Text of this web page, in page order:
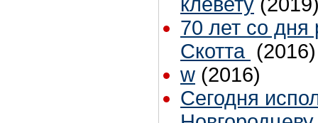
70 лет со
Скотта (2016)
w (2016)
Сегодня